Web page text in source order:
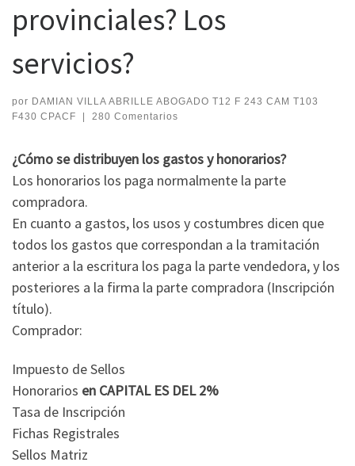
provinciales? Los
servicios?
por DAMIAN VILLA ABRILLE ABOGADO T12 F 243 CAM T103
F430 CPACF
280 Comentarios
¿Cómo se distribuyen los gastos y honorarios?
Los honorarios los paga normalmente la parte
compradora.
En cuanto a gastos, los usos y costumbres dicen que
todos los gastos que correspondan a la tramitación
anterior a la escritura los paga la parte vendedora, y los
posteriores a la firma la parte compradora (Inscripción
título).
Comprador:
Impuesto de Sellos
Honorarios en CAPITAL ES DEL 2%
Tasa de Inscripción
Fichas Registrales
Sellos Matriz